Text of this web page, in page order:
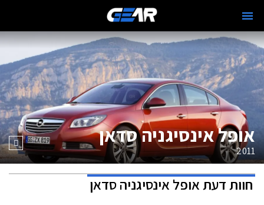
אופל אינסיגניה סדאן
2011
חוות דעתאופל אינסיגניה סדאן